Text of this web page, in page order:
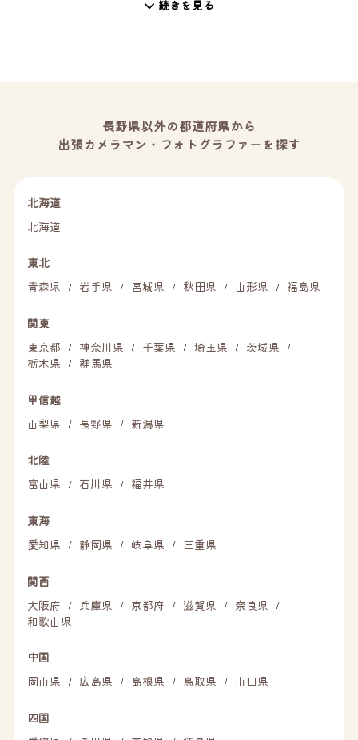
続きを見る
長野県以外の都道府県から
出張カメラマン・フォトグラファーを探す
北海道
北海道
東北
青森県
/ 岩手県 / 宮城県 / 秋田県 / 山形県 / 福島県
関東
東京都
/ 神奈川県 / 千葉県 / 埼玉県 / 茨城県 /
栃木県 / 群馬県
甲信越
山梨県
/ 長野県 / 新潟県
北陸
富山県
/ 石川県 / 福井県
東海
愛知県
/ 静岡県 / 岐阜県 / 三重県
関西
大阪府
/ 兵庫県 / 京都府 / 滋賀県 / 奈良県 /
和歌山県
中国
岡山県
/ 広島県 / 島根県 / 鳥取県 / 山口県
四国